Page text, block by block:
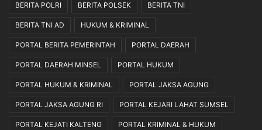
BERITA POLRI BERITA POLSEK BERITA TNI
BERITA TNI AD HUKUM & KRIMINAL
PORTAL BERITA PEMERINTAH PORTAL DAERAH
PORTAL DAERAH MINSEL PORTAL HUKUM
PORTAL HUKUM & KRIMINAL PORTAL JAKSA AGUNG
PORTAL JAKSA AGUNG RI PORTAL KEJARI LAHAT SUMSEL
PORTAL KEJATI KALTENG PORTAL KRIMINAL & HUKUM